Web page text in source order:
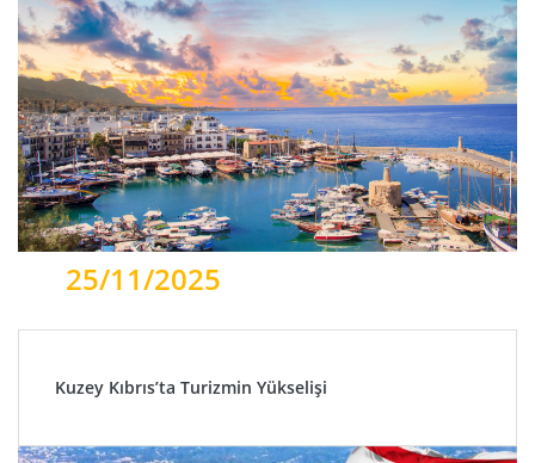
25/11/2025
Kuzey Kıbrıs’ta Turizmin Yükselişi